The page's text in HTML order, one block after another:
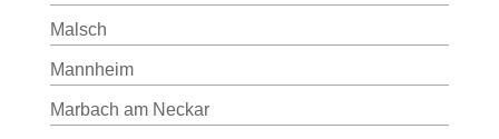
Malsch
Mannheim
Marbach am Neckar